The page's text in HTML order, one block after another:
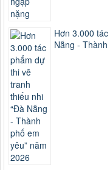
Hơn 3.000
Nẵng -